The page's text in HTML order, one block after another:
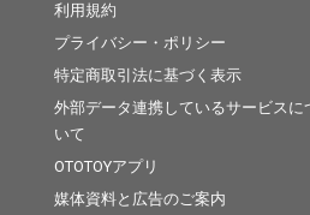
利用規約
プライバシー・ポリシー
特定商取引法に基づく表示
外部データ連携しているサービスに
いて
OTOTOYアプリ
媒体資料と広告のご案内